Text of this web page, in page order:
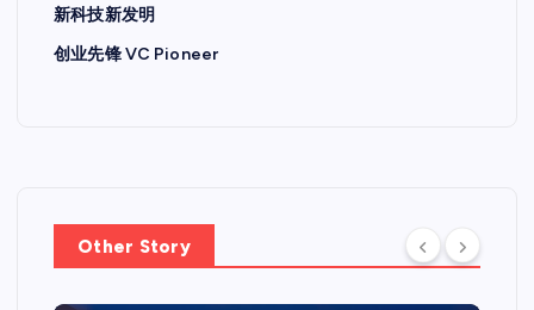
新科技新发明
创业先锋 VC Pioneer
Other Story